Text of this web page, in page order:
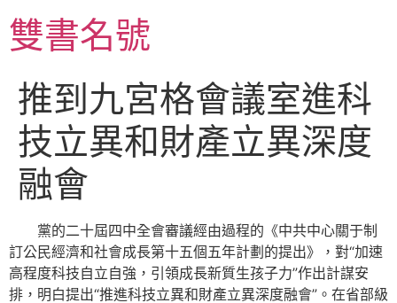
至
主雙書名號
推到九宮格會議室進科
技立異和財產立異深度
融會
黨的二十屆四中全會審議經由過程的《中共中心關于制
訂公民經濟和社會成長第十五個五年計劃的提出》，對“加速
高程度科技自立自強，引領成長新質生孩子力”作出計謀安
排，明白提出“推進科技立異和財產立異深度融會”。在省部級